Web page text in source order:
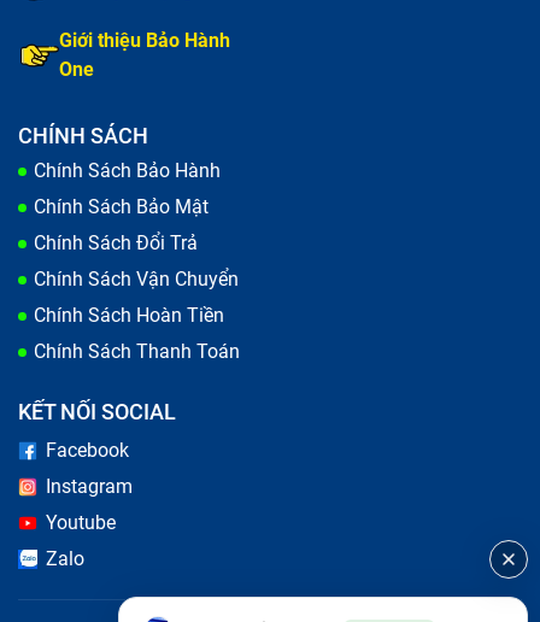
Mẹo sử dụng kéo dài tuổi thọ pin điện
thoại Redmi 10 Prime
Để kéo dài tuổi thọ pin điện thoại Redmi 10 Prime, bạn
có thể thực hiện các biện pháp tiết kiệm năng lượng
và chăm sóc pin một cách hiệu quả. Dưới đây là một
Giới thiệu Bảo Hành
One
CHÍNH SÁCH
Chính Sách Bảo Hành
Chính Sách Bảo Mật
Chính Sách Đổi Trả
Chính Sách Vận Chuyển
Chính Sách Hoàn Tiền
Chính Sách Thanh Toán
KẾT NỐI SOCIAL
Facebook
Instagram
Youtube
Zalo